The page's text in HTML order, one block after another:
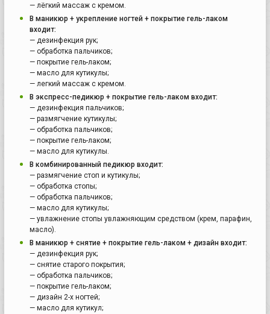
— лёгкий массаж с кремом.
В маникюр + укрепление ногтей + покрытие гель-лаком
входит:
— дезинфекция рук;
— обработка пальчиков;
— покрытие гель-лаком;
— масло для кутикулы;
— легкий массаж с кремом.
В экспресс-педикюр + покрытие гель-лаком входит:
— дезинфекция пальчиков;
— размягчение кутикулы;
— обработка пальчиков;
— покрытие гель-лаком;
— масло для кутикулы.
В комбинированный педикюр входит:
— размягчение стоп и кутикулы;
— обработка стопы;
— обработка пальчиков;
— масло для кутикулы;
— увлажнение стопы увлажняющим средством (крем, парафин,
масло).
В маникюр + снятие + покрытие гель-лаком + дизайн входит:
— дезинфекция рук;
— снятие старого покрытия;
— обработка пальчиков;
— покрытие гель-лаком;
— дизайн 2-х ногтей;
— масло для кутикул;